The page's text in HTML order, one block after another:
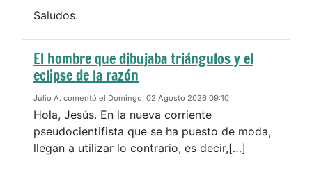
Saludos.
El hombre que dibujaba triángulos y el
eclipse de la razón
Julio A. comentó el Domingo, 02 Agosto 2026 09:10
Hola, Jesús. En la nueva corriente
pseudocientifista que se ha puesto de moda,
llegan a utilizar lo contrario, es decir,[…]